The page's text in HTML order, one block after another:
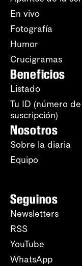
En vivo
Fotografía
Humor
Crucigramas
Beneficios
Listado
Tu ID (número de
suscripción)
Nosotros
Sobre la diaria
Equipo
Seguinos
Newsletters
RSS
YouTube
WhatsApp